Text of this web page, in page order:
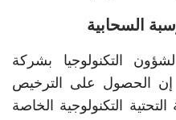
السحابية
التكنولوجيا بشركة
الحصول على الترخيص
التكنولوجية الخاصة